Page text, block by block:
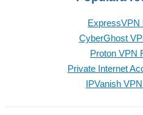
ExpressVPN
CyberGhost
Proton VPN
Private Internet
IPVanish